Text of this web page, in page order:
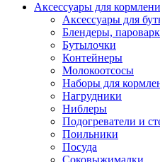
Аксессуары для
Аксессуары для
Блендеры,
Бутылочки
Контейнеры
Молокоотсосы
Наборы для
Нагрудники
Ниблеры
Подогреватели и
Поильники
Посуда
Соковыжималки